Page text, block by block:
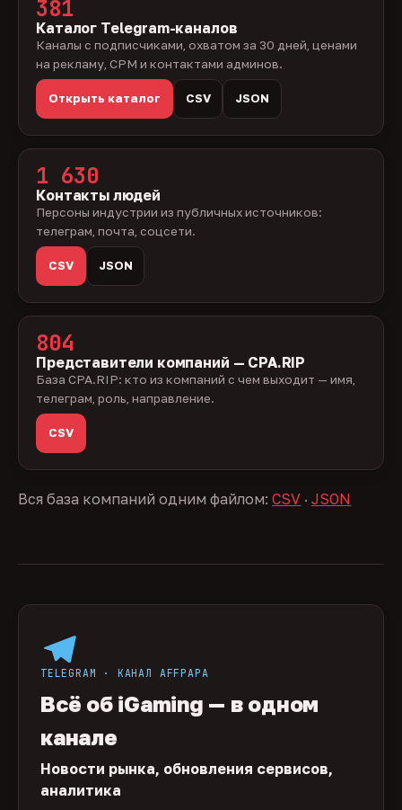
381
Каталог Telegram-каналов
Каналы с подписчиками, охватом за 30 дней, ценами
на рекламу, CPM и контактами админов.
Открыть каталог CSV JSON
1 630
Контакты людей
Персоны индустрии из публичных источников:
телеграм, почта, соцсети.
CSV JSON
804
Представители компаний — CPA.RIP
База CPA.RIP: кто из компаний с чем выходит — имя,
телеграм, роль, направление.
CSV
Вся база компаний одним файлом: CSV · JSON
TELEGRAM · КАНАЛ AFFPAPA
Всё об iGaming — в одном
канале
Новости рынка, обновления сервисов,
аналитика